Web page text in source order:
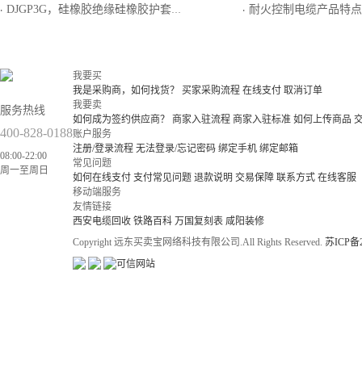
· DJGP3G，硅橡胶绝缘硅橡胶护套铝带（铝塑复合带）对绞屏蔽计算机电缆 · 耐火控制电缆产品特
服务热线
400-828-0188
08:00-22:00
周一至周日
我要买
我是采购商，如何找货？
买家采购流程 在线支付 取消订单
我要卖
如何成为签约供应商？
商家入驻流程 商家入驻标准 如何上传商品
账户服务
注册/登录流程 无法登录/忘记密码 绑定手机 绑定邮箱
常见问题
如何在线支付 支付常见问题 退款说明 交易保障 联系方式 在线客服
移动端服务
友情链接
西安电缆回收 铁路百科 万国复刻表 咸阳装修
Copyright 远东买卖宝网络科技有限公司.All Rights Reserved. 苏ICP备